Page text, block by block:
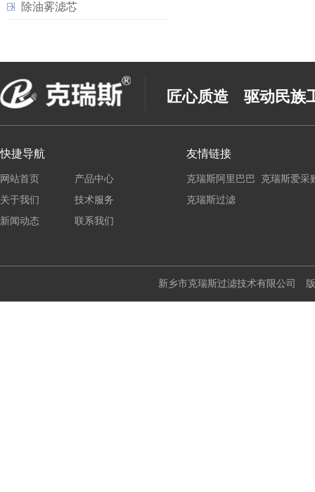
除油雾滤芯
匠心质造 驱动民族
快捷导航
网站首页
产品中心
关于我们
技术服务
新闻动态
联系我们
友情链接
克瑞斯阿里巴巴
克瑞斯爱采
克瑞斯过滤
新乡市克瑞斯过滤技术有限公司